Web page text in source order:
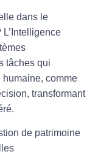
dans le
L’Intelligence
tâches qui
humaine, comme
transformant
de patrimoine